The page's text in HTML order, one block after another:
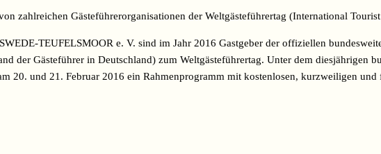
zahlreichen Gästeführerorganisationen der Weltgästeführertag (International
TEUFELSMOOR e. V. sind im Jahr 2016 Gastgeber der offiziellen
der Gästeführer in Deutschland) zum Weltgästeführertag. Unter dem diesjährigen
20. und 21. Februar 2016 ein Rahmenprogramm mit kostenlosen, kurzweiligen